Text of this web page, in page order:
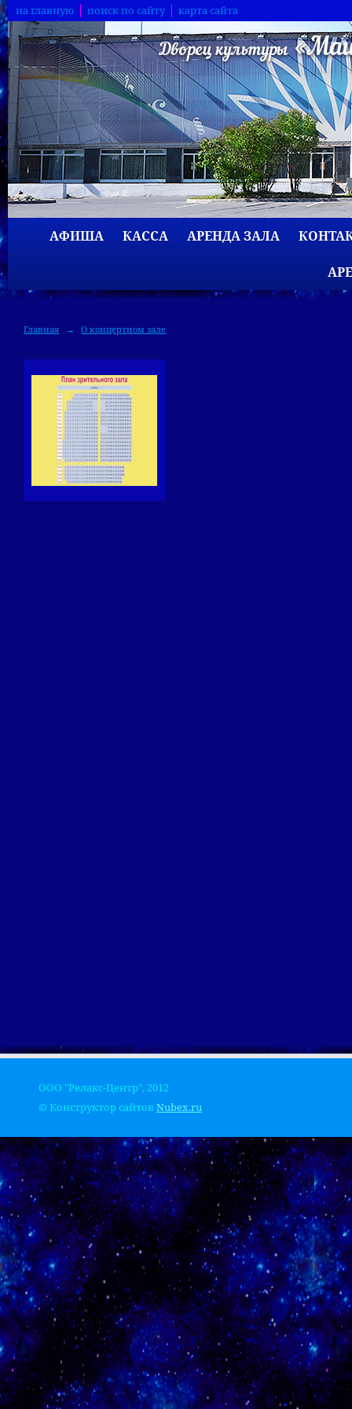
на главную поиск по сайту карта сайта
АФИША КАССА АРЕНДА ЗАЛА
Главная → О концертном зале
ООО "Релакс-Центр", 2012
© Конструктор сайтов Nubex.ru